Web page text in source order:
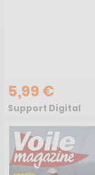
5,99 €
Support Digital